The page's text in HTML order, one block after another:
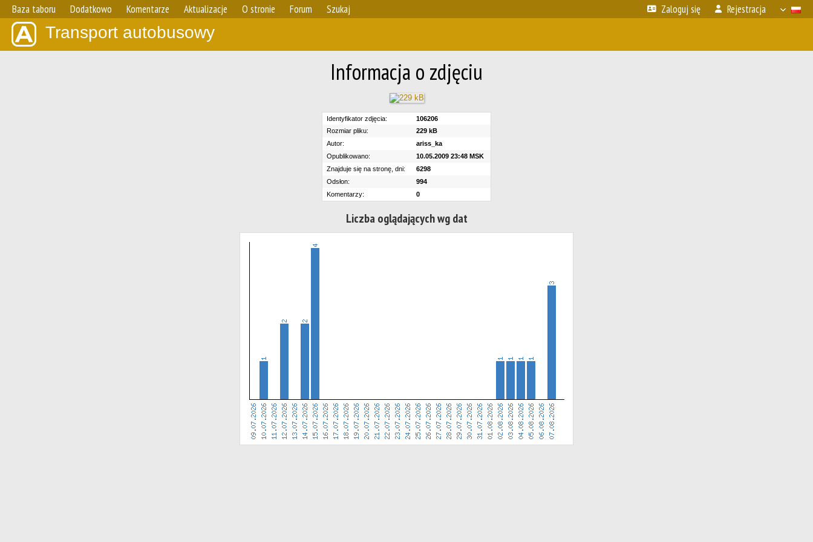
Baza taboru Dodatkowo Komentarze Aktualizacje O stronie Forum Szukaj Zaloguj się Rejestracja
Transport autobusowy
Informacja o zdjęciu
Identyfikator zdjęcia:
106206
Rozmiar pliku:
229 kB
Autor:
ariss_ka
Opublikowano:
10.05.2009 23:48 MSK
Znajduje się na stronę, dni:
6298
Odsłon:
994
Komentarzy:
0
Liczba oglądających wg dat